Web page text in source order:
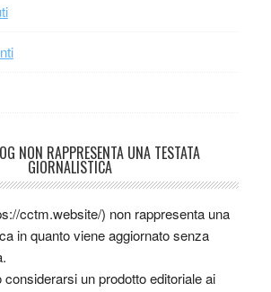
NON RAPPRESENTA UNA TESTATA
GIORNALISTICA
cctm.website/) non rappresenta una
in quanto viene aggiornato senza
considerarsi un prodotto editoriale ai